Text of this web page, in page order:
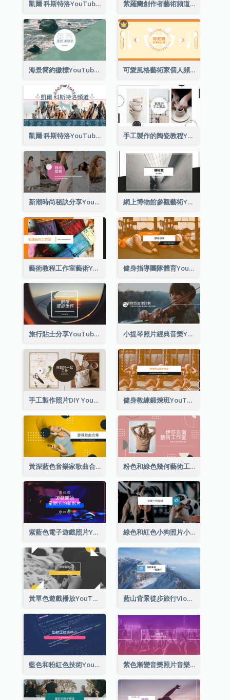
凱爾·科斯特洛YouTube頻道圖片2 紫羅蘭創作者藝術頻道Youtube頻道圖片
海景簡約徽標YouTube頻道圖片 可愛風格藝術家個人頻道標誌Youtube頻道圖片
凱爾·科斯特洛YouTube頻道圖片 手工製作的陶瓷教程YouTube頻道圖片
新潮時尚秘訣分享YouTube頻道圖片 網上博物館參觀藝術YouTube頻道圖片
藝術教程工作室藝術YouTube頻道圖片 健身指導團隊體育YouTube頻道圖片
旅行貼士分享YouTube頻道圖片 小提琴照片經典音樂YouTube頻道圖片
手工製作照片DIY YouTube頻道圖片 健身教練鍛煉班YouTube頻道圖片
黃深藍色音樂家歌曲合集YouTube頻道圖片 粉色和綠色幾何藝術工作室YouTube頻道圖片
紫藍色電子遊戲照片YouTube頻道圖片 綠色和紅色小狗照片小狗影音網誌 YouTube頻道圖片
黃單色遊戲播放YouTube頻道圖片 藍山背景徒步旅行Vlog YouTube頻道圖片
藍色和粉紅色技術YouTube頻道圖片 紫色漸變音樂照片音樂YouTube頻道圖片